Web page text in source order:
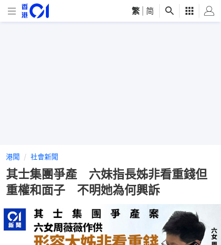
繁 简
港聞 社會新聞
其士集團爭產 六妹指長姊非看重錢但
重權和面子 不明她為何興訴